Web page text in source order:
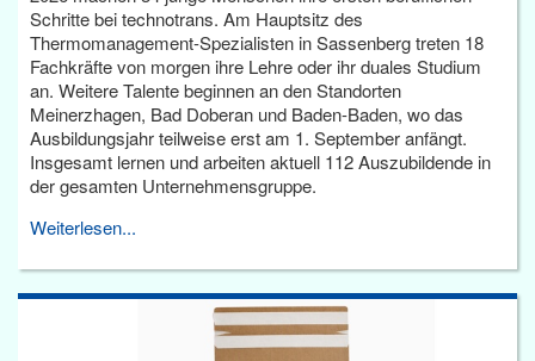
Schritte bei technotrans. Am Hauptsitz des
Thermomanagement-Spezialisten in Sassenberg treten 18
Fachkräfte von morgen ihre Lehre oder ihr duales Studium
an. Weitere Talente beginnen an den Standorten
Meinerzhagen, Bad Doberan und Baden-Baden, wo das
Ausbildungsjahr teilweise erst am 1. September anfängt.
Insgesamt lernen und arbeiten aktuell 112 Auszubildende in
der gesamten Unternehmensgruppe.
Weiterlesen...